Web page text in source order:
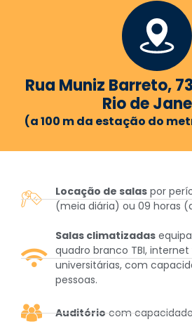
Rua Muniz Barreto,
Rio de
(a 100 m da estação do
Locação de salaspor
(meia diária) ou 09 horas
Salas climatizadas
quadro branco TBI,
universitárias, com
pessoas.
Auditóriocom